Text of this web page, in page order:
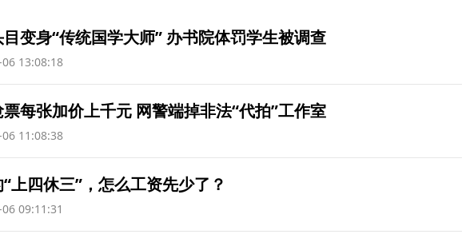
变身“传统国学大师” 办书院体罚学生被调查
13:08:18
每张加价上千元 网警端掉非法“代拍”工作室
11:08:38
上四休三”，怎么工资先少了？
09:11:31